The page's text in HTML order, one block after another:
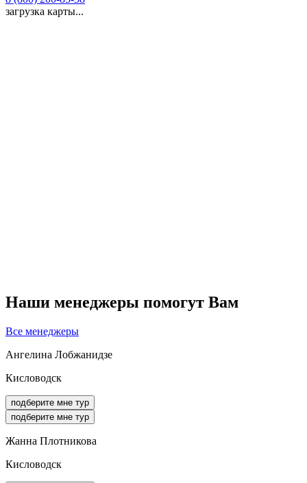
загрузка карты...
Наши менеджеры помогут Вам
Все менеджеры
Ангелина Лобжанидзе
Кисловодск
подберите мне тур
подберите мне тур
Жанна Плотникова
Кисловодск